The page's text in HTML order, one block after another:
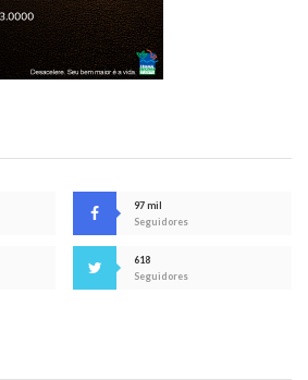
97 mil
Seguidores
618
Seguidores